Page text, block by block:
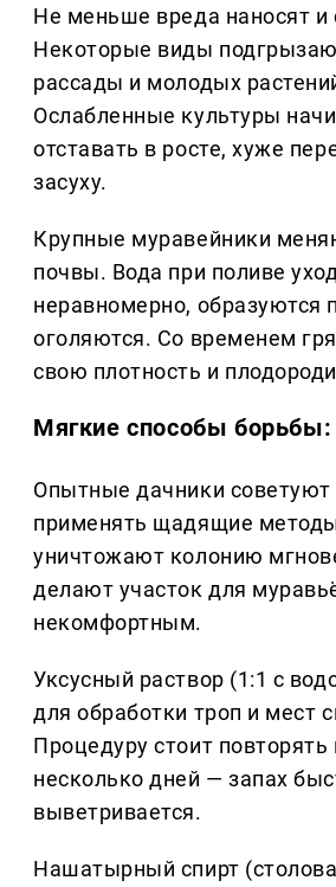
Не меньше вреда наносят и
Некоторые виды
рассады и молодых
Ослабленные культуры
отставать в росте, хуже
засуху.
Крупные муравейники
почвы. Вода при поливе
неравномерно, образуются
оголяются. Со временем
свою плотность и
Мягкие способы борьбы:
Опытные дачники советуют
применять щадящие
уничтожают колонию
делают участок для
некомфортным.
Уксусный раствор (1:1 с
для обработки троп и мест
Процедуру стоит
несколько дней — запах
выветривается.
Нашатырный спирт